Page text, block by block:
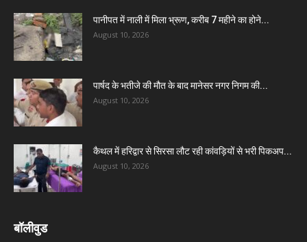
पानीपत में नाली में मिला भ्रूण, करीब 7 महीने का होने...
August 10, 2026
पार्षद के भतीजे की मौत के बाद मानेसर नगर निगम की...
August 10, 2026
कैथल में हरिद्वार से सिरसा लौट रही कांवड़ियों से भरी पिकअप...
August 10, 2026
बॉलीवुड